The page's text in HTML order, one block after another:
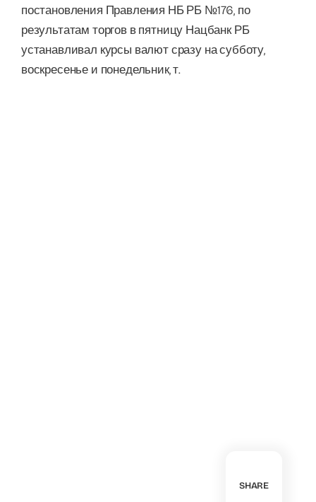
постановления Правления НБ РБ №176, по
результатам торгов в пятницу Нацбанк РБ
устанавливал курсы валют сразу на субботу,
воскресенье и понедельник, т.
SHARE